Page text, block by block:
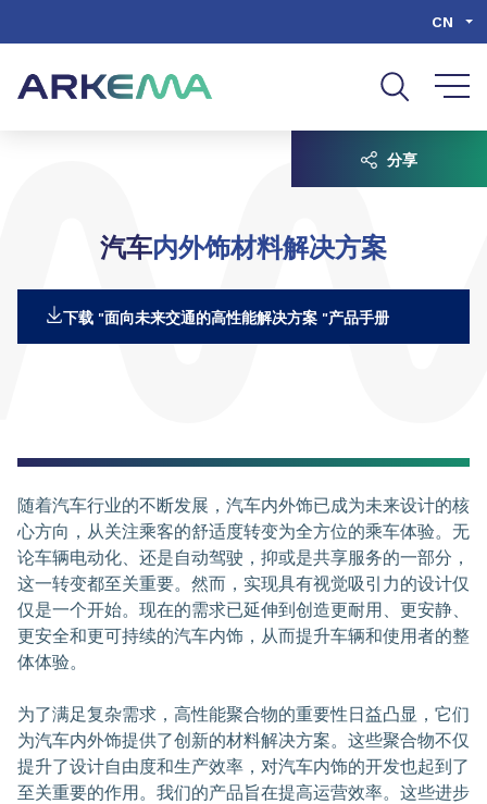
CN
汽车内外饰材料解决方案
下载 "面向未来交通的高性能解决方案 "产品手册
分享
随着汽车行业的不断发展，汽车内外饰已成为未来设计的核
心方向，从关注乘客的舒适度转变为全方位的乘车体验。无
论车辆电动化、还是自动驾驶，抑或是共享服务的一部分，
这一转变都至关重要。然而，实现具有视觉吸引力的设计仅
仅是一个开始。现在的需求已延伸到创造更耐用、更安静、
更安全和更可持续的汽车内饰，从而提升车辆和使用者的整
体体验。
为了满足复杂需求，高性能聚合物的重要性日益凸显，它们
为汽车内外饰提供了创新的材料解决方案。这些聚合物不仅
提升了设计自由度和生产效率，对汽车内饰的开发也起到了
至关重要的作用。我们的产品旨在提高运营效率。这些进步